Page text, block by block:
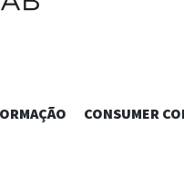
CONSUMER